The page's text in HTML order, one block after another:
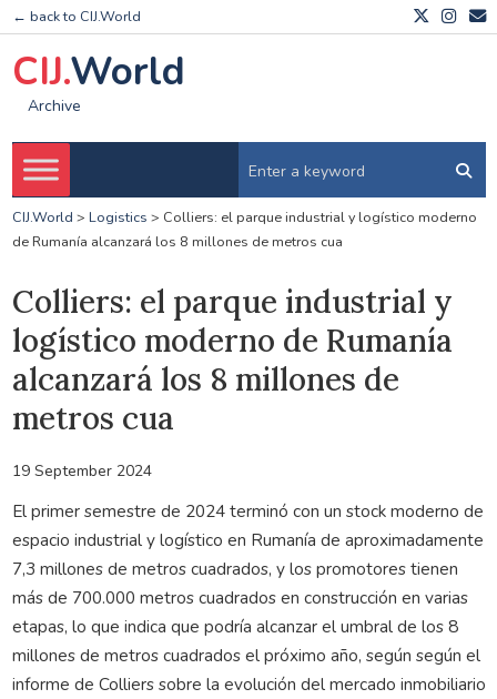
← back to CIJ.World
CIJ.World
Archive
CIJ.World > Logistics > Colliers: el parque industrial y logístico moderno
de Rumanía alcanzará los 8 millones de metros cua
Colliers: el parque industrial y
logístico moderno de Rumanía
alcanzará los 8 millones de
metros cua
19 September 2024
El primer semestre de 2024 terminó con un stock moderno de
espacio industrial y logístico en Rumanía de aproximadamente
7,3 millones de metros cuadrados, y los promotores tienen
más de 700.000 metros cuadrados en construcción en varias
etapas, lo que indica que podría alcanzar el umbral de los 8
millones de metros cuadrados el próximo año, según según el
informe de Colliers sobre la evolución del mercado inmobiliario